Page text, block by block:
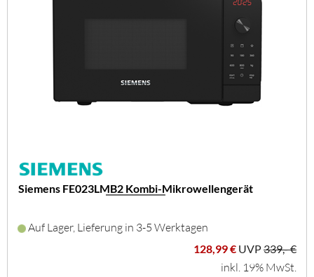
Siemens FE023LMB2 Kombi-Mikrowellengerät
Auf Lager, Lieferung in 3-5 Werktagen
128,99 € UVP339,- €
inkl. 19% MwSt.